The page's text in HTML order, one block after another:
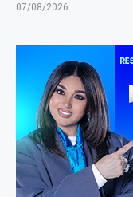
07/08/2026